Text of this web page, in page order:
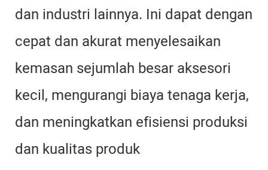
dan industri lainnya. Ini dapat dengan
cepat dan akurat menyelesaikan
kemasan sejumlah besar aksesori
kecil, mengurangi biaya tenaga kerja,
dan meningkatkan efisiensi produksi
dan kualitas produk